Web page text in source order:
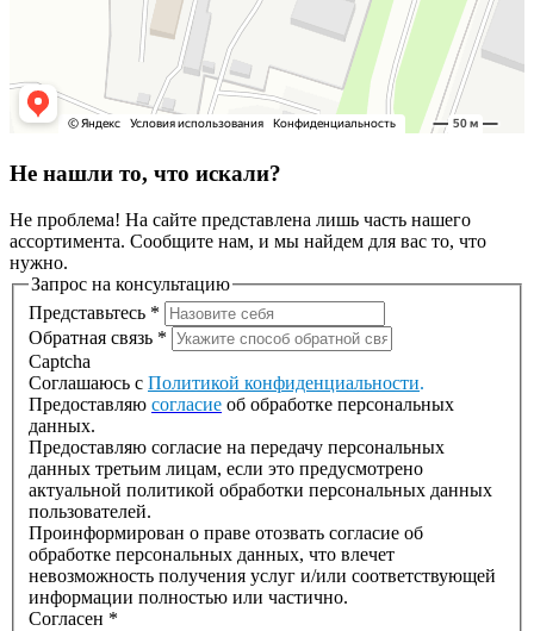
Не нашли то, что искали?
Не проблема! На сайте представлена лишь часть нашего
ассортимента. Сообщите нам, и мы найдем для вас то, что
нужно.
Запрос на консультацию
Представьтесь *
Обратная связь *
Captcha
Соглашаюсь с Политикой конфиденциальности.
Предоставляю согласие об обработке персональных
данных.
Предоставляю согласие на передачу персональных
данных третьим лицам, если это предусмотрено
актуальной политикой обработки персональных данных
пользователей.
Проинформирован о праве отозвать согласие об
обработке персональных данных, что влечет
невозможность получения услуг и/или соответствующей
информации полностью или частично.
Согласен *